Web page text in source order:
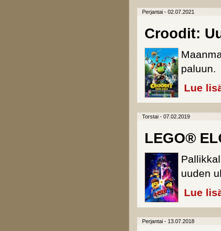
Perjantai - 02.07.2021
Croodit:
paluun.
Lue
Torstai - 07.02.2019
LEGO®
uuden
Lue
Perjantai - 13.07.2018